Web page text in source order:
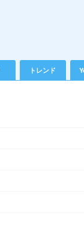
トレンド